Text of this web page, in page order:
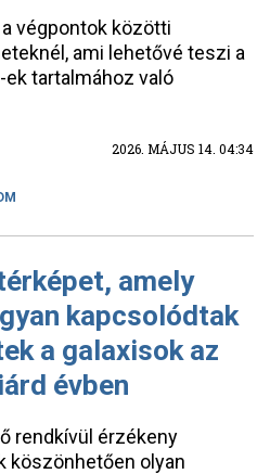
végpontok közötti
ami lehetővé teszi a
tartalmához való
2026. MÁJUS 14. 04:34
amely
kapcsolódtak
a galaxisok az
évben
rendkívül érzékeny
köszönhetően olyan